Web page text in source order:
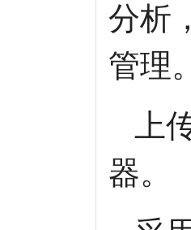
分析
管理
上
器。